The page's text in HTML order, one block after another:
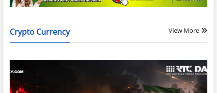
Crypto Currency View More